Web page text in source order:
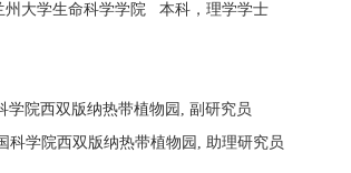
州大学生命科学学院 本科，理学学士
学院西双版纳热带植物园, 副研究员
科学院西双版纳热带植物园, 助理研究员